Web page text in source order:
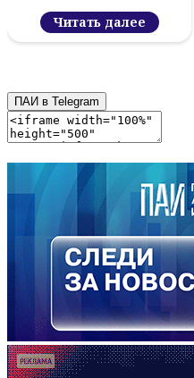
Читать далее
ПАИ в Telegram